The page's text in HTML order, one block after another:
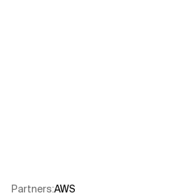
Partners:AWS​